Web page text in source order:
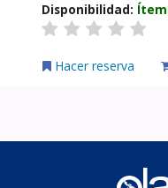
Disponibilidad:
Hacer reserva